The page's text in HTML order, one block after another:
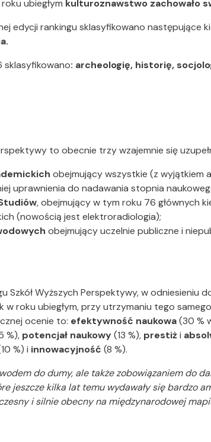
ubiegłym kulturoznawstwo zachowało
edycji rankingu sklasyfikowano następujące
sklasyfikowano: archeologię, historię,
to obecnie trzy wzajemnie się
obejmujący wszystkie (z wyjątkiem
uprawnienia do nadawania stopnia
, obejmujący w tym roku 76 głównych
(nowością jest elektroradiologia);
obejmujący uczelnie publiczne i
Szkół Wyższych Perspektywy, w odniesieniu
w roku ubiegłym, przy utrzymaniu tego
ocenie to: efektywność naukowa(30 %
%), potencjał naukowy(13 %), prestiżi
%) i innowacyjność (8 %).
do dumy, ale także zobowiązaniem do
jeszcze kilka lat temu wydawały się bardzo
i silnie obecny na międzynarodowej